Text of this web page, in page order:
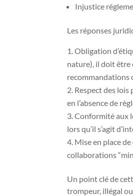
Injustice
Les réponses
Obligation
nature), il doit être
recommandations
Respect des lois
en l’absence de
Conformité aux
lors qu’il s’agit
Mise en place
collaborations
Un point clé de
trompeur, illégal